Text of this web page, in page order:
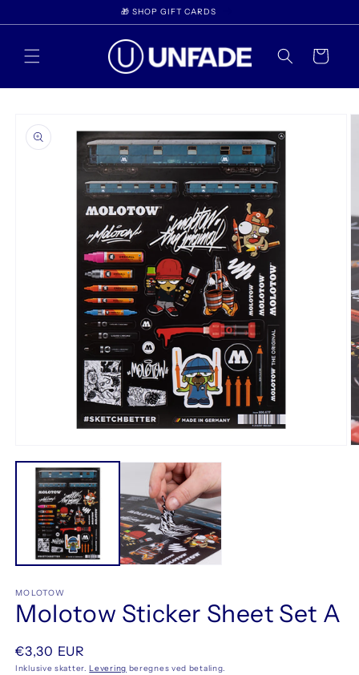
indhold
🎁 SHOP GIFT CARDS
Indkøbskurv
mediet
modus
MOLOTOW
Molotow Sticker Sheet Set A
Normalpris
€3,30 EUR
Inklusive skatter.Levering beregnes ved betaling.